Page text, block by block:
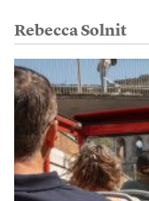
Rebecca Solnit